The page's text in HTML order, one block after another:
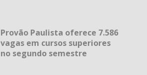
Provão Paulista oferece 7.586
vagas em cursos superiores
no segundo semestre